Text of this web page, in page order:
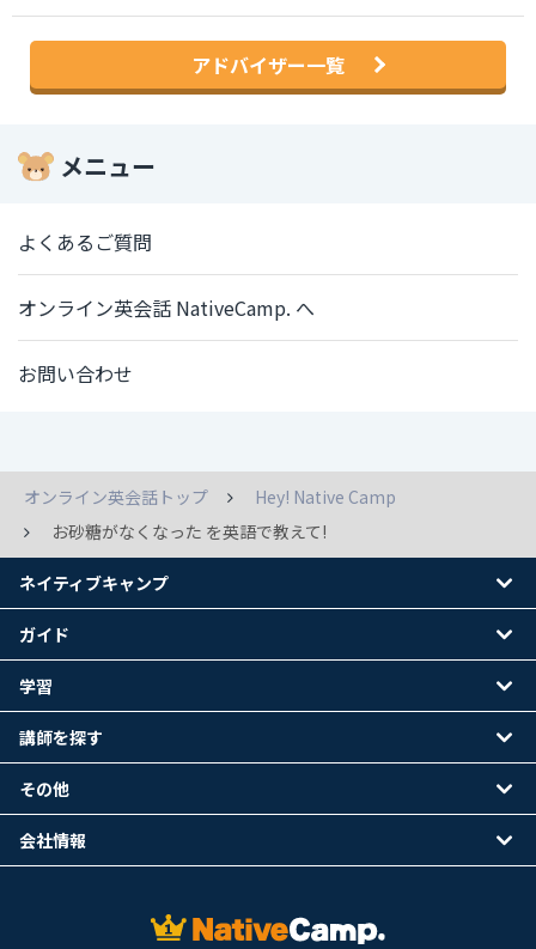
アドバイザー一覧
メニュー
よくあるご質問
オンライン英会話 NativeCamp. へ
お問い合わせ
オンライン英会話トップ
Hey! Native Camp
お砂糖がなくなった を英語で教えて!
ネイティブキャンプ
ガイド
学習
講師を探す
その他
会社情報